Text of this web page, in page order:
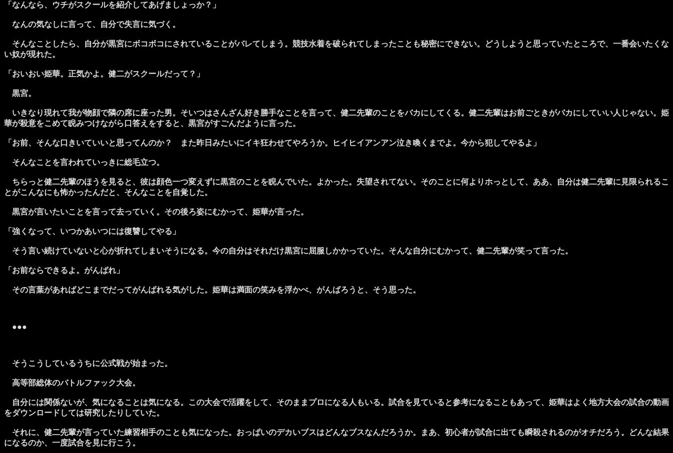
「なんなら、ウチがスクールを紹介してあげましょっか？」
なんの気なしに言って、自分で失言に気づく。
そんなことしたら、自分が黒宮にボコボコにされていることがバレてしまう。競技水着を破られてしまったことも秘密にできない。どうしようと思っていたところで、一番会いたくな
い奴が現れた。
「おいおい姫華。正気かよ。健二がスクールだって？」
黒宮。
いきなり現れて我が物顔で隣の席に座った男。そいつはさんざん好き勝手なことを言って、健二先輩のことをバカにしてくる。健二先輩はお前ごときがバカにしていい人じゃない。姫
華が殺意をこめて睨みつけながら口答えをすると、黒宮がすごんだように言った。
「お前、そんな口きいていいと思ってんのか？ また昨日みたいにイキ狂わせてやろうか。ヒイヒイアンアン泣き喚くまでよ。今から犯してやるよ」
そんなことを言われていっきに総毛立つ。
ちらっと健二先輩のほうを見ると、彼は顔色一つ変えずに黒宮のことを睨んでいた。よかった。失望されてない。そのことに何よりホっとして、ああ、自分は健二先輩に見限られるこ
とがこんなにも怖かったんだと、そんなことを自覚した。
黒宮が言いたいことを言って去っていく。その後ろ姿にむかって、姫華が言った。
「強くなって、いつかあいつには復讐してやる」
そう言い続けていないと心が折れてしまいそうになる。今の自分はそれだけ黒宮に屈服しかかっていた。そんな自分にむかって、健二先輩が笑って言った。
「お前ならできるよ。がんばれ」
その言葉があればどこまでだってがんばれる気がした。姫華は満面の笑みを浮かべ、がんばろうと、そう思った。
●●●
そうこうしているうちに公式戦が始まった。
高等部総体のバトルファック大会。
自分には関係ないが、気になることは気になる。この大会で活躍をして、そのままプロになる人もいる。試合を見ていると参考になることもあって、姫華はよく地方大会の試合の動画
をダウンロードしては研究したりしていた。
それに、健二先輩が言っていた練習相手のことも気になった。おっぱいのデカいブスはどんなブスなんだろうか。まあ、初心者が試合に出ても瞬殺されるのがオチだろう。どんな結果
になるのか、一度試合を見に行こう。